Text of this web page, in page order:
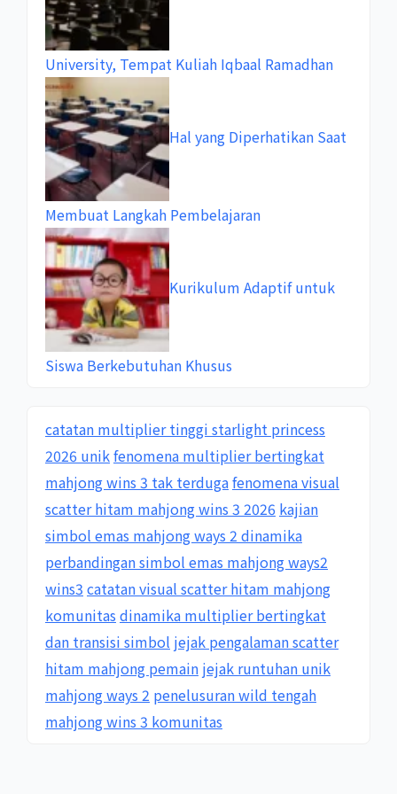
University, Tempat Kuliah Iqbaal Ramadhan
Hal yang Diperhatikan Saat
Membuat Langkah Pembelajaran
Kurikulum Adaptif untuk
Siswa Berkebutuhan Khusus
catatan multiplier tinggi starlight princess
2026 unikfenomena multiplier bertingkat
mahjong wins 3 tak terdugafenomena visual
scatter hitam mahjong wins 3 2026 kajian
simbol emas mahjong ways 2 dinamika
perbandingan simbol emas mahjong ways2
wins3 catatan visual scatter hitam mahjong
komunitas dinamika multiplier bertingkat
dan transisi simbol jejak pengalaman scatter
hitam mahjong pemain jejak runtuhan unik
mahjong ways 2 penelusuran wild tengah
mahjong wins 3 komunitas